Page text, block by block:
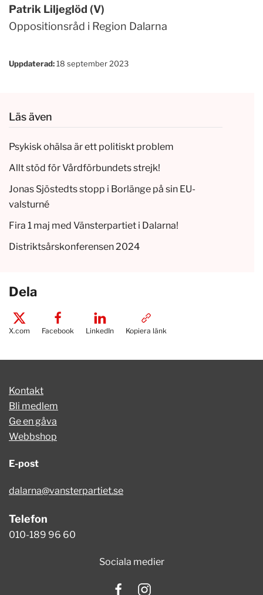
Patrik Liljeglöd (V)
Oppositionsråd i Region Dalarna
Uppdaterad:18 september 2023
Läs även
Psykisk ohälsa är ett politiskt problem
Allt stöd för Vårdförbundets strejk!
Jonas Sjöstedts stopp i Borlänge på sin EU-
valsturné
Fira 1 maj med Vänsterpartiet i Dalarna!
Distriktsårskonferensen 2024
Dela
X.com Facebook LinkedIn Kopiera länk
Kontakt
Bli medlem
Ge en gåva
Webbshop
E-post
dalarna@vansterpartiet.se
Telefon
010-189 96 60
Sociala medier